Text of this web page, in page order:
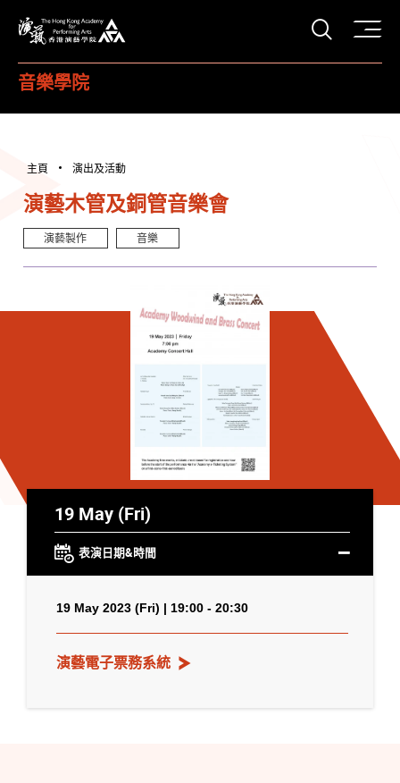
打開
音樂學院
主頁 演出及活動
演藝木管及銅管音樂會
演藝製作 音樂
19 May (Fri)
表演日期&時間
19 May 2023 (Fri) | 19:00 - 20:30
演藝電子票務系統